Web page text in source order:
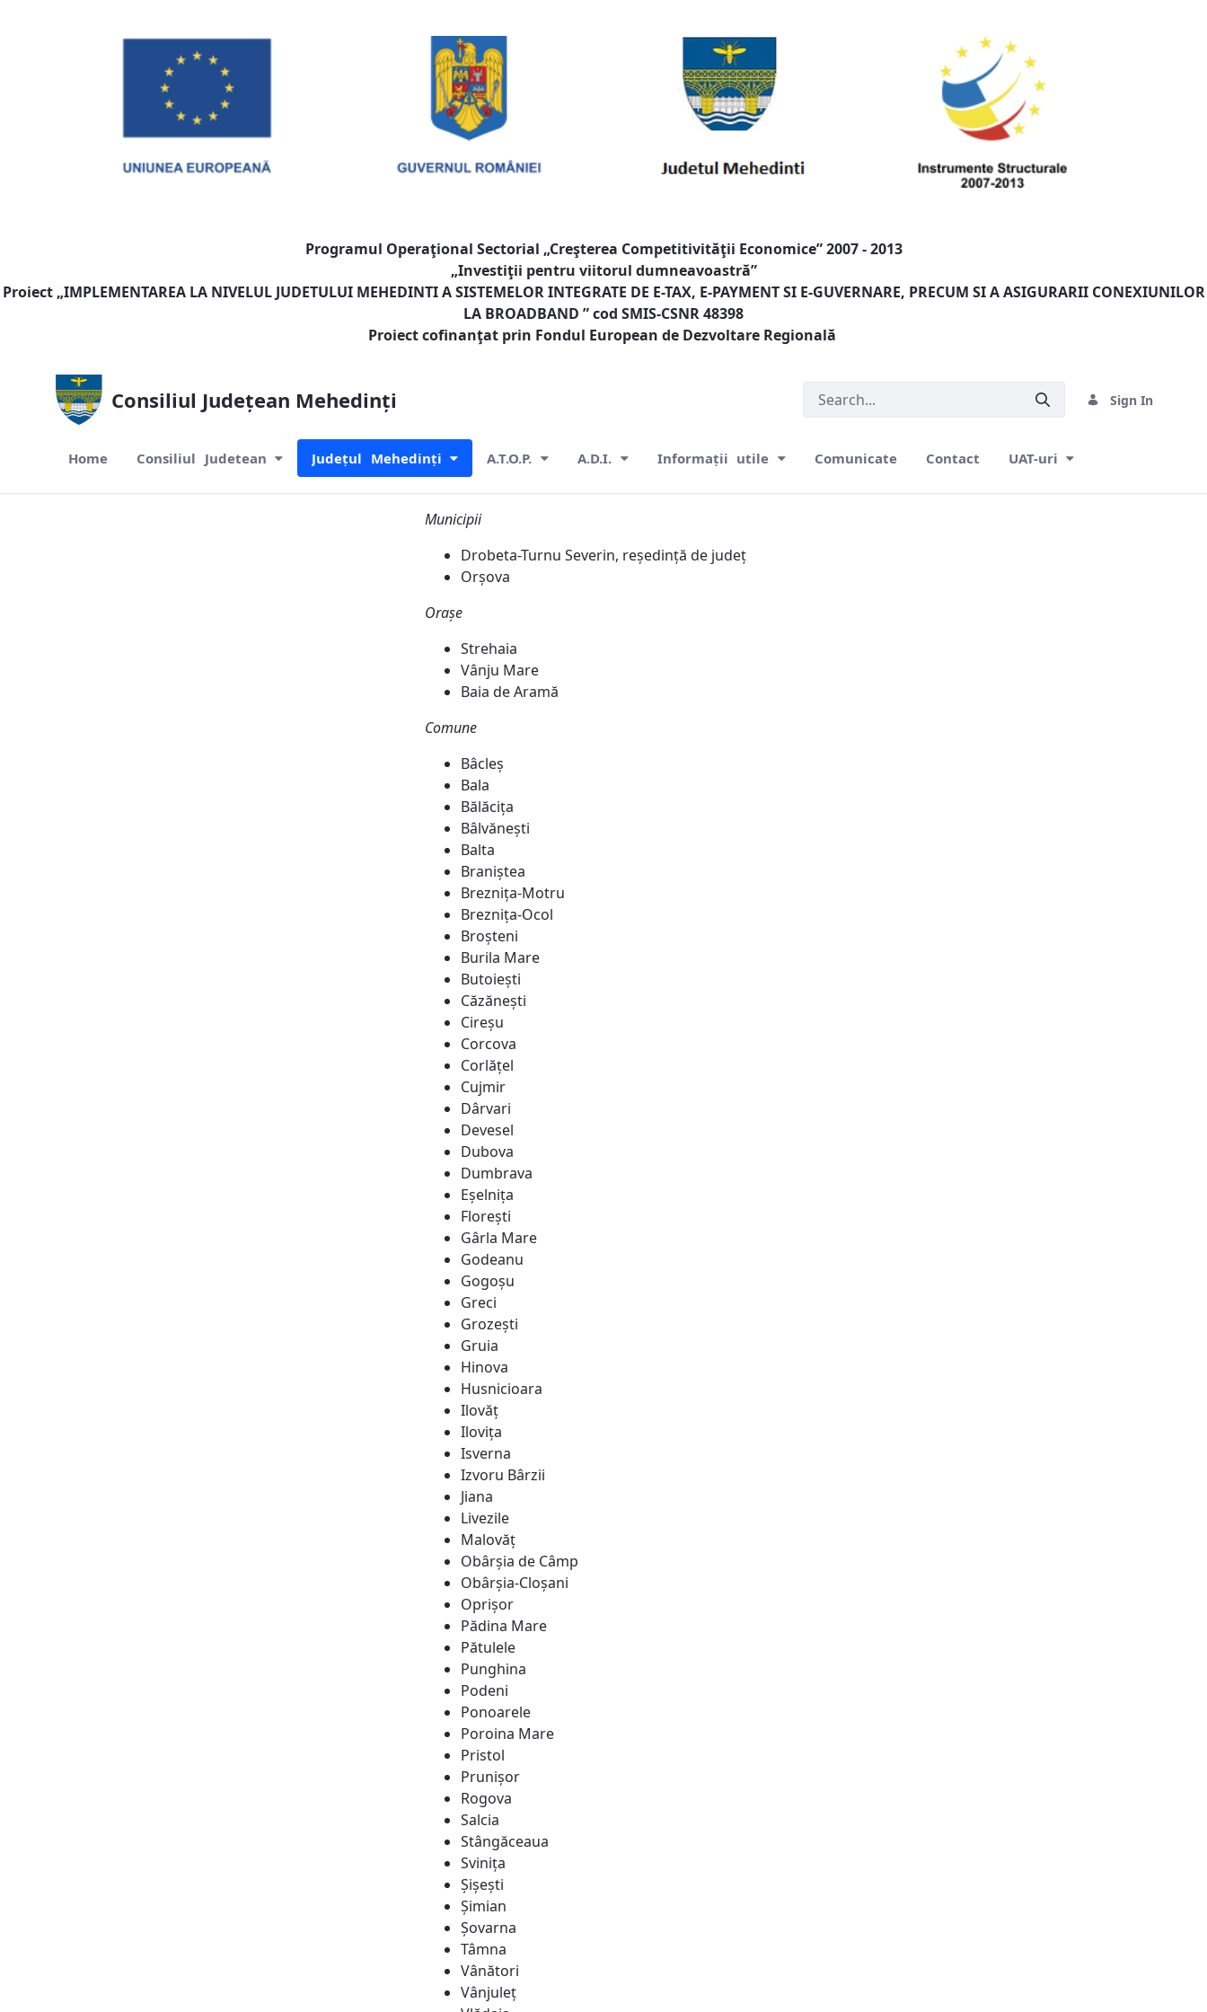
Programul Operaţional Sectorial „Creşterea Competitivităţii Economice” 2007 - 2013
„Investiţii pentru viitorul dumneavoastră”
Proiect „IMPLEMENTAREA LA NIVELUL JUDETULUI MEHEDINTI A SISTEMELOR INTEGRATE DE E-TAX, E-PAYMENT SI E-GUVERNARE, PRECUM SI A ASIGURARII CONEXIUNILOR
LA BROADBAND ” cod SMIS-CSNR 48398
Proiect cofinanţat prin Fondul European de Dezvoltare Regională
Consiliul Județean Mehedinți Sign In
Home Consiliul Judetean Județul Mehedinți A.T.O.P. A.D.I. Informații utile Comunicate Contact UAT-uri
Municipii
Drobeta-Turnu Severin, reședință de județ
Orșova
Orașe
Strehaia
Vânju Mare
Baia de Aramă
Comune
Bâcleș
Bala
Bălăcița
Bâlvănești
Balta
Braniștea
Breznița-Motru
Breznița-Ocol
Broșteni
Burila Mare
Butoiești
Căzănești
Cireșu
Corcova
Corlățel
Cujmir
Dârvari
Devesel
Dubova
Dumbrava
Eșelnița
Florești
Gârla Mare
Godeanu
Gogoșu
Greci
Grozești
Gruia
Hinova
Husnicioara
Ilovăț
Ilovița
Isverna
Izvoru Bârzii
Jiana
Livezile
Malovăț
Obârșia de Câmp
Obârșia-Cloșani
Oprișor
Pădina Mare
Pătulele
Punghina
Podeni
Ponoarele
Poroina Mare
Pristol
Prunișor
Rogova
Salcia
Stângăceaua
Svinița
Șișești
Șimian
Șovarna
Tâmna
Vânători
Vânjuleț